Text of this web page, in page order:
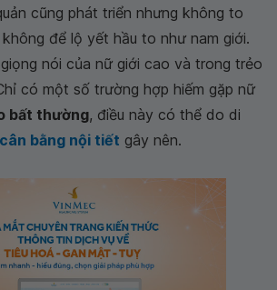
cũng phát triển nhưng không to
để lộ yết hầu to như nam giới.
nói của nữ giới cao và trong trẻo
có một số trường hợp hiếm gặp nữ
bất thường, điều này có thể do di
bằng nội tiết gây nên.